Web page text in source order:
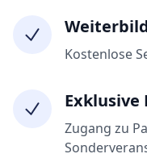
Kostenlose
Exklusive
Zugang zu